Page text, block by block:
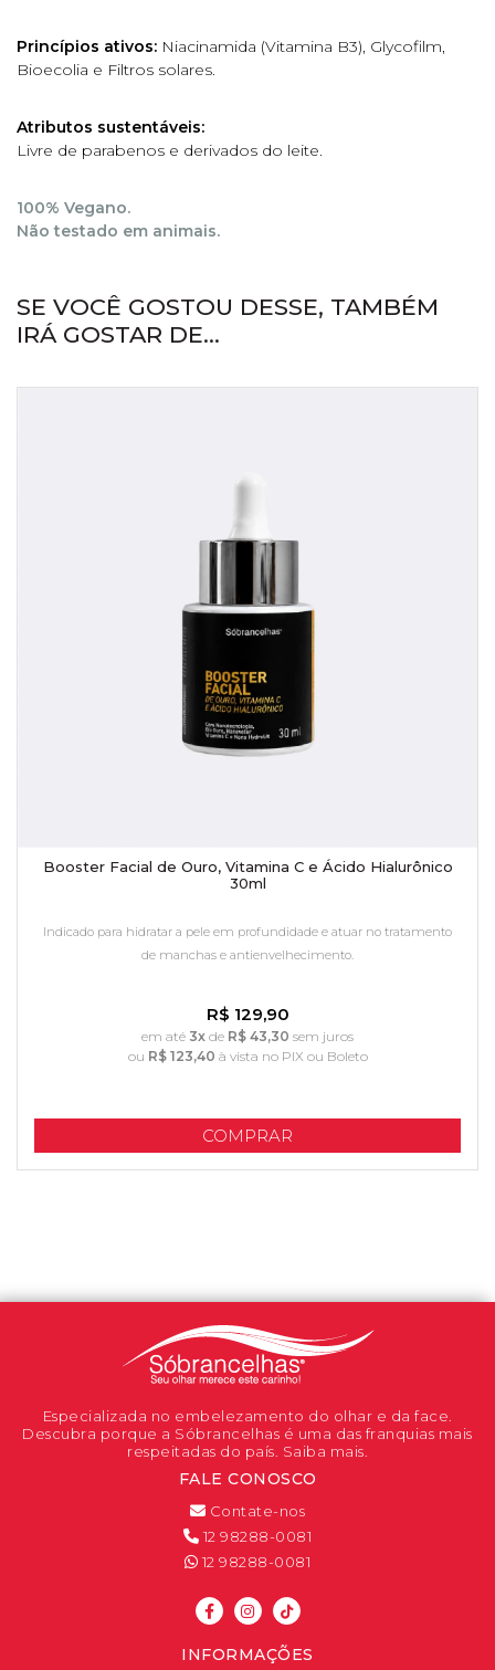
Princípios ativos: Niacinamida (Vitamina B3), Glycofilm,
Bioecolia e Filtros solares.
Atributos sustentáveis:
Livre de parabenos e derivados do leite.
100% Vegano.
Não testado em animais.
SE VOCÊ GOSTOU DESSE, TAMBÉM
IRÁ GOSTAR DE...
Booster Facial de Ouro, Vitamina C e Ácido Hialurônico
30ml
Indicado para hidratar a pele em profundidade e atuar no tratamento
de manchas e antienvelhecimento.
R$ 129,90
em até 3x de R$ 43,30 sem juros
ou R$ 123,40 à vista no PIX ou Boleto
COMPRAR
Especializada no embelezamento do olhar e da face.
Descubra porque a Sóbrancelhas é uma das franquias mais
respeitadas do país. Saiba mais.
FALE CONOSCO
Contate-nos
12 98288-0081
12 98288-0081
INFORMAÇÕES